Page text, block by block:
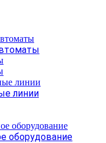
линии
оборудование